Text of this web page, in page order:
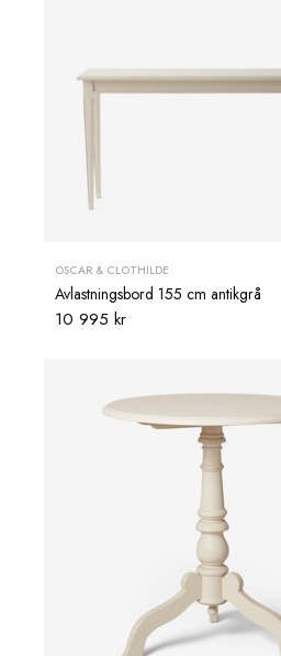
OSCAR & CLOTHILDE
Avlastningsbord 155 cm antikgrå
10 995 kr